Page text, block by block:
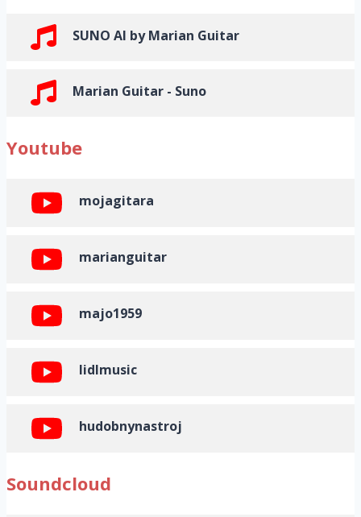
SUNO AI by Marian Guitar
Marian Guitar - Suno
Youtube
mojagitara
marianguitar
majo1959
lidlmusic
hudobnynastroj
Soundcloud